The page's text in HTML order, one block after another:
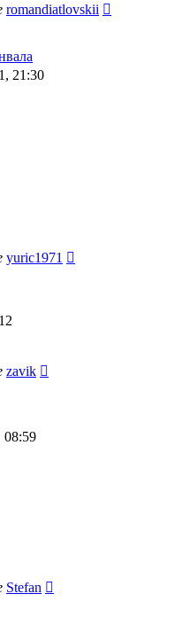
romandiatlovskii
21:30
yuric1971
zavik
08:59
Stefan